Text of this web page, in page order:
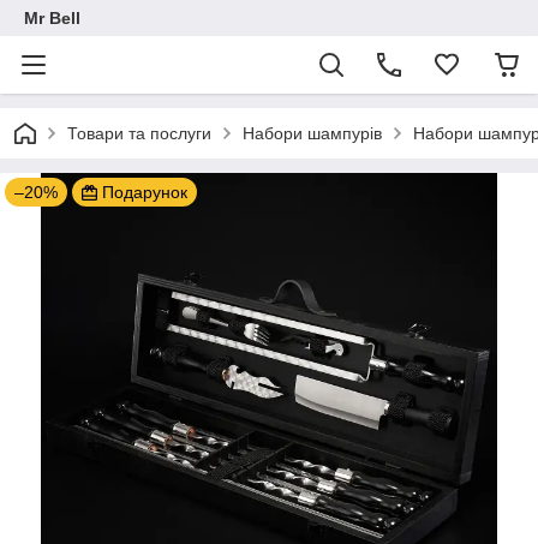
Mr Bell
Товари та послуги Набори шампурів Набори
–20% Подарунок